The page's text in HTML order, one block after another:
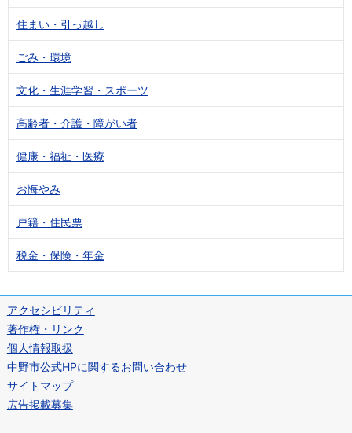
住まい・引っ越し
ごみ・環境
文化・生涯学習・スポーツ
高齢者・介護・障がい者
健康・福祉・医療
お悔やみ
戸籍・住民票
税金・保険・年金
アクセシビリティ
著作権・リンク
個人情報取扱
中野市公式HPに関するお問い合わせ
サイトマップ
広告掲載募集